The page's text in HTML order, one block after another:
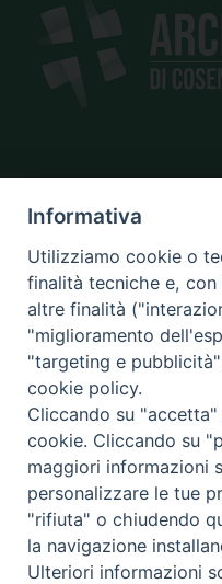
piazza Giano Parrasio, 16
87100 Cosenza
CONTATTI
e@mail:
tel: +39 0984 687712
Amministrazione
trasparente
Informativa
Utilizziamo cookie o
finalità tecniche e,
altre finalità
"miglioramento
"targeting e
cookie policy.
Cliccando su
cookie. Cliccando su
maggiori informazioni
personalizzare le tue
"rifiuta" o chiudendo
la navigazione
Ulteriori informazioni